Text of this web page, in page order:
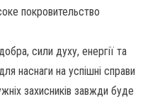
покровительство
сили духу, енергії та
наснаги на успішні справи
захисників завжди буде